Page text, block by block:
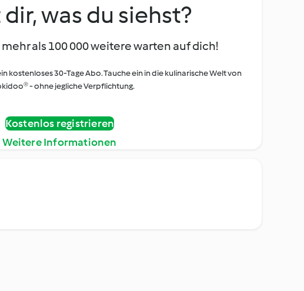
was du siehst?
als 100 000 weitere warten auf dich!
kostenloses 30-Tage Abo. Tauche ein in die kulinarische Welt von
- ohne jegliche Verpflichtung.
Kostenlos registrieren
Weitere Informationen